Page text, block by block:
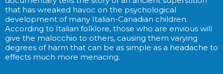
that has wreaked havoc on the psychological
development of many Italian-Canadian children.
According to Italian folklore, those who are envious will
give the malocchio to others, causing them varying
degrees of harm that can be as simple as a headache to
effects much more menacing.